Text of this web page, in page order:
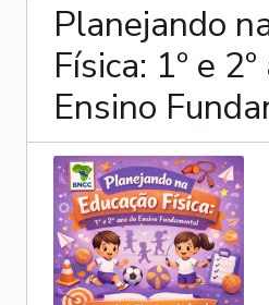
Planejando
Física: 1º e
Ensino